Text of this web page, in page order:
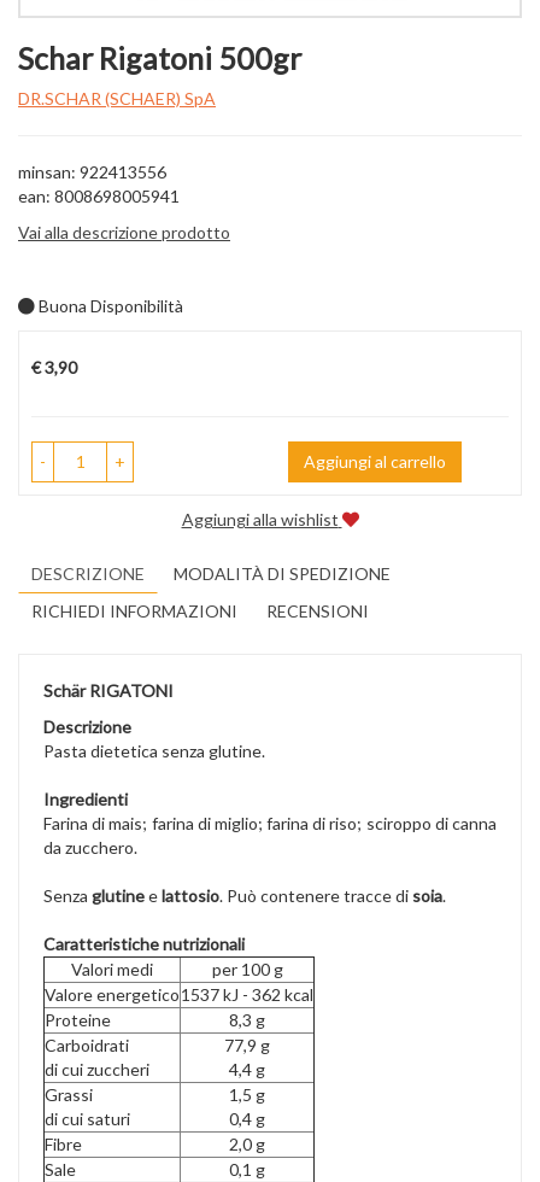
Schar Rigatoni 500gr
DR.SCHAR (SCHAER) SpA
minsan: 922413556
ean: 8008698005941
Vai alla descrizione prodotto
Buona Disponibilità
Prezzo
€ 3,90
- + Aggiungi al carrello
Aggiungi alla wishlist
DESCRIZIONE
MODALITÀ DI SPEDIZIONE
RICHIEDI INFORMAZIONI
RECENSIONI
Schär RIGATONI
Descrizione
Pasta dietetica senza glutine.
Ingredienti
Farina di mais; farina di miglio; farina di riso; sciroppo di canna
da zucchero.
Senza glutineelattosio. Può contenere tracce di soia.
Caratteristiche nutrizionali
Valori medi
per 100 g
Valore energetico1537 kJ - 362 kcal
Proteine
8,3 g
Carboidrati
di cui zuccheri
77,9 g
4,4 g
Grassi
di cui saturi
1,5 g
0,4 g
Fibre
2,0 g
Sale
0,1 g